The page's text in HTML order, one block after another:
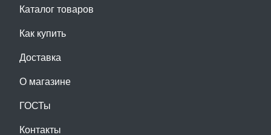
Каталог товаров
Как купить
Доставка
О магазине
ГОСТы
Контакты